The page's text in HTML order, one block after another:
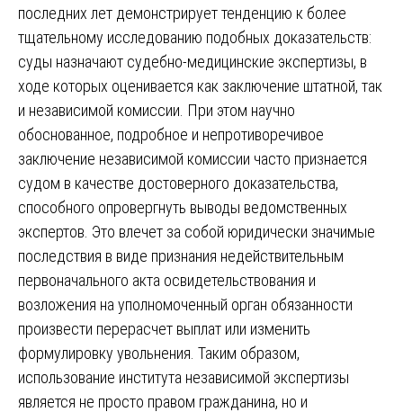
последних лет демонстрирует тенденцию к более
тщательному исследованию подобных доказательств:
суды назначают судебно-медицинские экспертизы, в
ходе которых оценивается как заключение штатной, так
и независимой комиссии. При этом научно
обоснованное, подробное и непротиворечивое
заключение независимой комиссии часто признается
судом в качестве достоверного доказательства,
способного опровергнуть выводы ведомственных
экспертов. Это влечет за собой юридически значимые
последствия в виде признания недействительным
первоначального акта освидетельствования и
возложения на уполномоченный орган обязанности
произвести перерасчет выплат или изменить
формулировку увольнения. Таким образом,
использование института независимой экспертизы
является не просто правом гражданина, но и